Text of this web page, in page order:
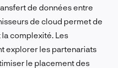
de données entre
de cloud permet de
complexité. Les
explorer les partenariats
le placement des